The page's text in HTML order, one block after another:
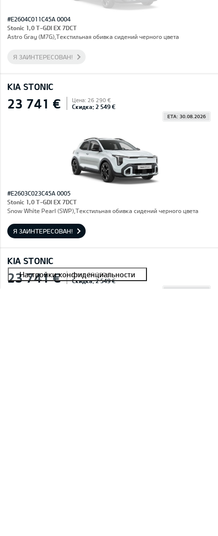
#E2604C011C45A 0004
Stonic 1,0 T-GDI EX 7DCT
Astro Gray (M7G),Текстильная обивка сидений черного цвета
Я ЗАИНТЕРЕСОВАН!
KIA STONIC
23 741 € Цена: 26 290 €
Скидка: 2 549 €
ETA: 30.08.2026
#E2603C023C45A 0005
Stonic 1,0 T-GDI EX 7DCT
Snow White Pearl (SWP),Текстильная обивка сидений черного цвета
Я ЗАИНТЕРЕСОВАН!
KIA STONIC
23 741 € Цена: 26 290 €
Скидка: 2 549 €
ETA: 30.08.2026